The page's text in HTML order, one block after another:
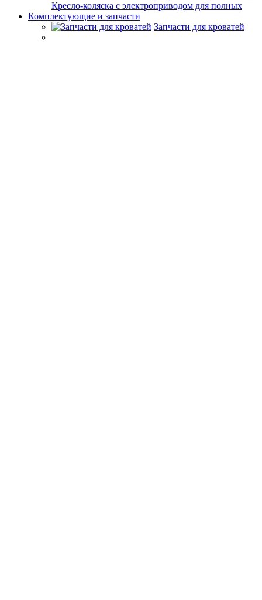
Кресло-коляска с электроприводом для полных
Комплектующие и запчасти
Запчасти для кроватей